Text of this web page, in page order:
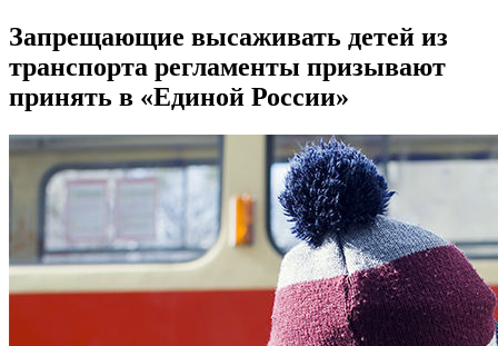
Запрещающие высаживать детей из
транспорта регламенты призывают
принять в «Единой России»